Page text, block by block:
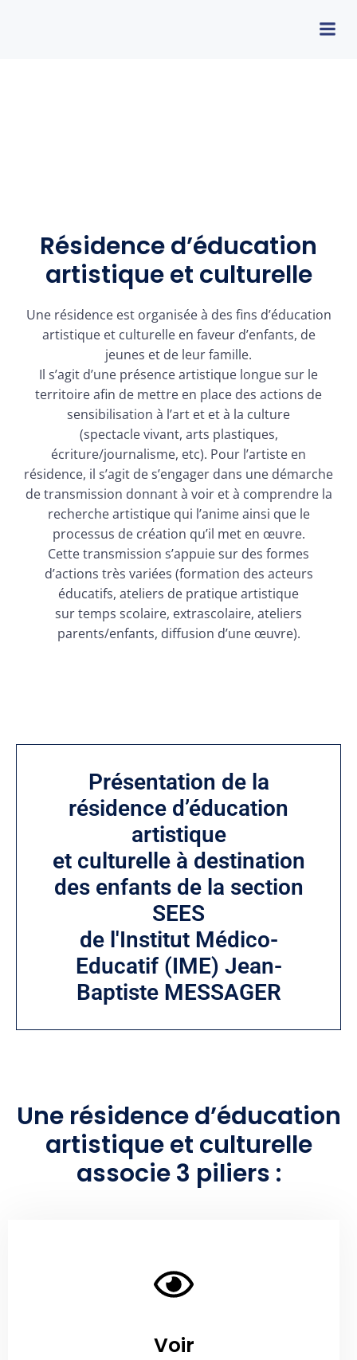
Résidence d’éducation
artistique et culturelle
Une résidence est organisée à des fins d’éducation
artistique et culturelle en faveur d’enfants, de
jeunes et de leur famille.
Il s’agit d’une présence artistique longue sur le
territoire afin de mettre en place des actions de
sensibilisation à l’art et et à la culture
(spectacle vivant, arts plastiques,
écriture/journalisme, etc). Pour l’artiste en
résidence, il s’agit de s’engager dans une démarche
de transmission donnant à voir et à comprendre la
recherche artistique qui l’anime ainsi que le
processus de création qu’il met en œuvre.
Cette transmission s’appuie sur des formes
d’actions très variées (formation des acteurs
éducatifs, ateliers de pratique artistique
sur temps scolaire, extrascolaire, ateliers
parents/enfants, diffusion d’une œuvre).
Présentation de la
résidence d’éducation
artistique
et culturelle à destination
des enfants de la section
SEES
de l'Institut Médico-
Educatif (IME) Jean-
Baptiste MESSAGER
Une résidence d’éducation
artistique et culturelle
associe 3 piliers :
Voir